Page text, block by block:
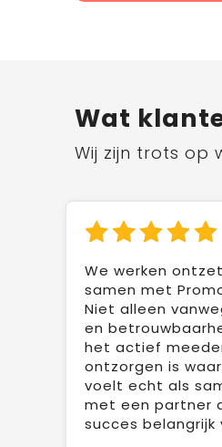
Wat
Wij zijn trots op
We werken
samen met
Niet alleen
en
het actief
ontzorgen is
voelt echt als
met een partner
succes belangrijk